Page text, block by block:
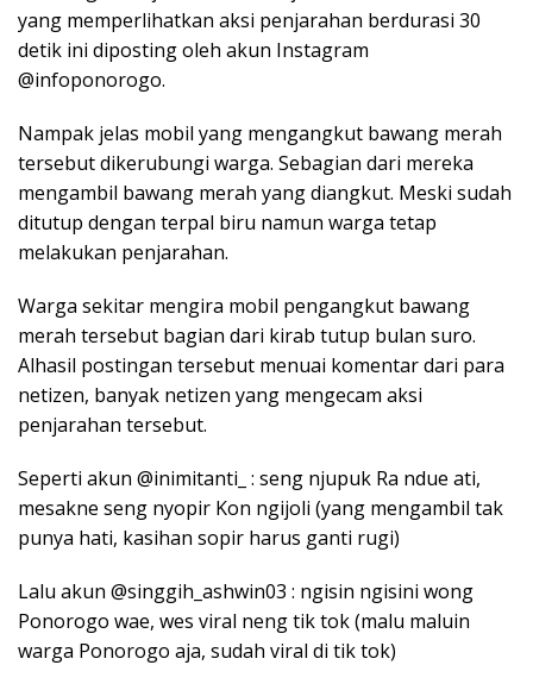
yang memperlihatkan aksi penjarahan berdurasi 30
detik ini diposting oleh akun Instagram
@infoponorogo.
Nampak jelas mobil yang mengangkut bawang merah
tersebut dikerubungi warga. Sebagian dari mereka
mengambil bawang merah yang diangkut. Meski sudah
ditutup dengan terpal biru namun warga tetap
melakukan penjarahan.
Warga sekitar mengira mobil pengangkut bawang
merah tersebut bagian dari kirab tutup bulan suro.
Alhasil postingan tersebut menuai komentar dari para
netizen, banyak netizen yang mengecam aksi
penjarahan tersebut.
Seperti akun @inimitanti_ : seng njupuk Ra ndue ati,
mesakne seng nyopir Kon ngijoli (yang mengambil tak
punya hati, kasihan sopir harus ganti rugi)
Lalu akun @singgih_ashwin03 : ngisin ngisini wong
Ponorogo wae, wes viral neng tik tok (malu maluin
warga Ponorogo aja, sudah viral di tik tok)